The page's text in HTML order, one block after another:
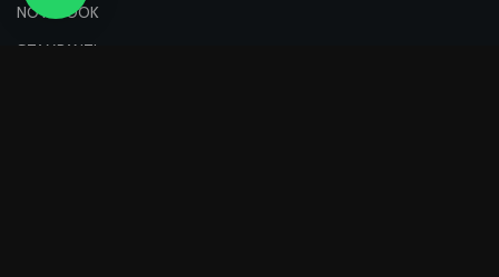
NOTEBOOK
STAMPANTI